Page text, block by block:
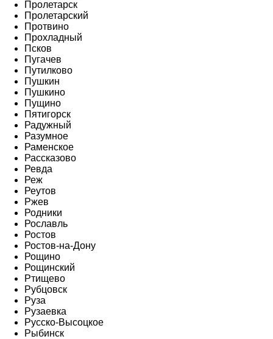
Пролетарск
Пролетарский
Протвино
Прохладный
Псков
Пугачев
Путилково
Пушкин
Пушкино
Пущино
Пятигорск
Радужный
Разумное
Раменское
Рассказово
Ревда
Реж
Реутов
Ржев
Родники
Рославль
Ростов
Ростов-на-Дону
Рощино
Рощинский
Ртищево
Рубцовск
Руза
Рузаевка
Русско-Высоцкое
Рыбинск